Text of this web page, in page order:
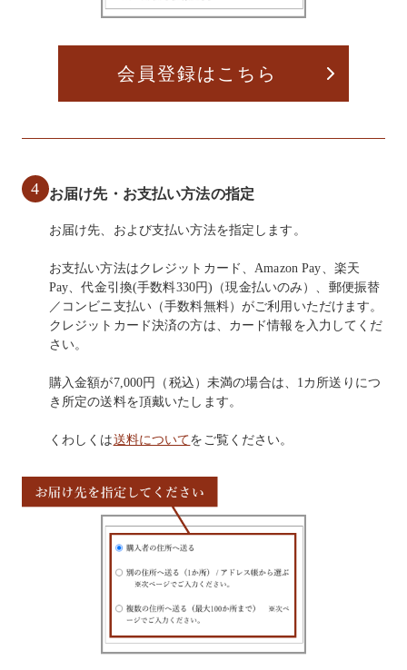
会員登録はこちら
4 お届け先・お支払い方法の指定
お届け先、および支払い方法を指定します。
お支払い方法はクレジットカード、Amazon Pay、楽天
Pay、代金引換(手数料330円)（現金払いのみ）、郵便振替
／コンビニ支払い（手数料無料）がご利用いただけます。
クレジットカード決済の方は、カード情報を入力してくだ
さい。
購入金額が7,000円（税込）未満の場合は、1カ所送りにつ
き所定の送料を頂戴いたします。
くわしくは送料についてをご覧ください。